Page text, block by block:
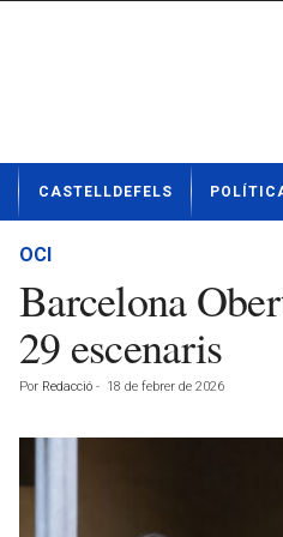
t
CASTELLDEFELS
OCI
Barcelona
29 escenaris
Por Redacció - 18 de febrer de 2026